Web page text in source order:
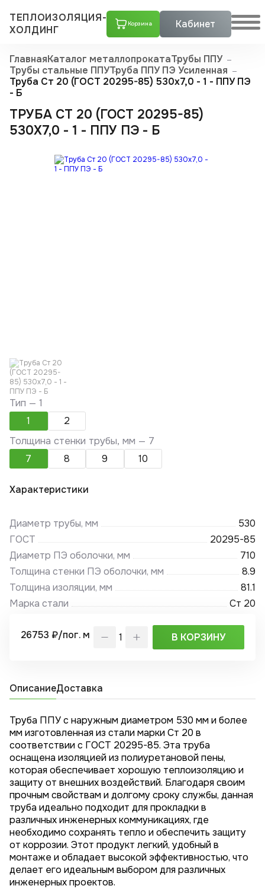
ТЕПЛОИЗОЛЯЦИЯ-
ХОЛДИНГ
Корзина Кабинет
ГлавнаяКаталог металлопрокатаТрубы ППУ
Трубы стальные ППУТруба ППУ ПЭ Усиленная
Труба Ст 20 (ГОСТ 20295-85) 530x7,0 - 1 - ППУ ПЭ
- Б
ТРУБА СТ 20 (ГОСТ 20295-85)
530X7,0 - 1 - ППУ ПЭ - Б
Тип —1
1
2
Толщина стенки трубы, мм — 7
7
8 9 10
Характеристики
Диаметр трубы, мм
530
ГОСТ
20295-85
Диаметр ПЭ оболочки, мм
710
Толщина стенки ПЭ оболочки, мм
8.9
Толщина изоляции, мм
81.1
Марка стали
Ст 20
26753 ₽/пог. м В КОРЗИНУ
ОписаниеДоставка
Труба ППУ с наружным диаметром 530 мм и более
мм изготовленная из стали марки Ст 20 в
соответствии с ГОСТ 20295-85. Эта труба
оснащена изоляцией из полиуретановой пены,
которая обеспечивает хорошую теплоизоляцию и
защиту от внешних воздействий. Благодаря своим
прочным свойствам и долгому сроку службы, данная
труба идеально подходит для прокладки в
различных инженерных коммуникациях, где
необходимо сохранять тепло и обеспечить защиту
от коррозии. Этот продукт легкий, удобный в
монтаже и обладает высокой эффективностью, что
делает его идеальным выбором для различных
инженерных проектов.